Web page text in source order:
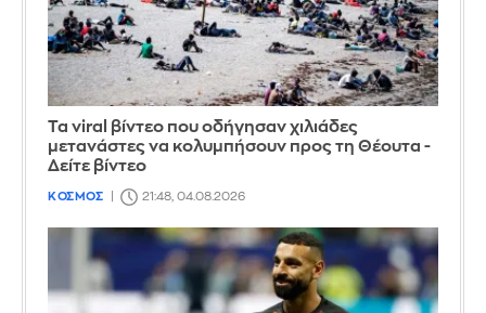
Τα viral βίντεο που οδήγησαν χιλιάδες
μετανάστες να κολυμπήσουν προς τη Θέουτα -
Δείτε βίντεο
ΚΟΣΜΟΣ 21:48, 04.08.2026